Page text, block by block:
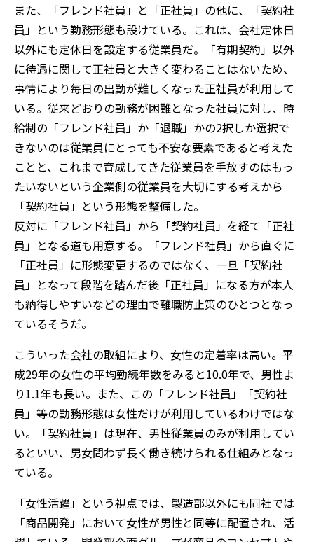
また、「フレンド社員」と「正社員」の他に、「契約社
員」という勤務形態も設けている。これは、会社定休日
以外にも定休日を設定する従業員だ。「有期契約」以外
に待遇に関して正社員と大きく変わることはないため、
事情により毎日の出勤が難しくなった正社員が利用して
いる。従来どおりの勤務が困難となった社員に対し、時
給制の「フレンド社員」か「退職」かの2択しか選択で
きないのは従業員にとっても不安な要素であると考えた
ことと、これまで育成してきた従業員を手放すのはもっ
たいないという企業側の従業員を大切にする考えから
「契約社員」という形態を整備した。
反対に「フレンド社員」から「契約社員」を経て「正社
員」となる道も用意する。「フレンド社員」から直ぐに
「正社員」に形態変更するのではなく、一旦「契約社
員」となって段階を踏んだ後「正社員」になる方が本人
も納得しやすいなどの理由で離職防止策のひとつとなっ
ているそうだ。
こういった会社の取組により、女性の定着率は高い。平
成29年の女性の平均勤続年数をみると10.0年で、男性よ
り1.1年も長い。また、この「フレンド社員」「契約社
員」等の勤務形態は女性だけが利用しているわけではな
い。「契約社員」は現在、男性従業員のみが利用してい
るといい、男女問わず長く働き続けられる仕組みとなっ
ている。
「女性活躍」という視点では、製造部以外にも同社では
「商品開発」において女性が男性と同等に配置され、活